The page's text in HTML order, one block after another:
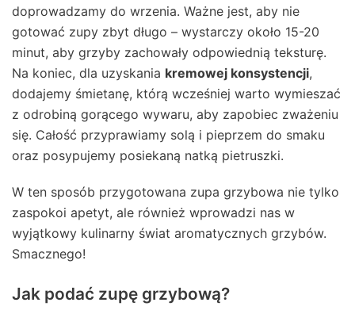
doprowadzamy do wrzenia. Ważne jest, aby nie
gotować zupy zbyt długo – wystarczy około 15-20
minut, aby grzyby zachowały odpowiednią teksturę.
Na koniec, dla uzyskania kremowej konsystencji,
dodajemy śmietanę, którą wcześniej warto wymieszać
z odrobiną gorącego wywaru, aby zapobiec zważeniu
się. Całość przyprawiamy solą i pieprzem do smaku
oraz posypujemy posiekaną natką pietruszki.
W ten sposób przygotowana zupa grzybowa nie tylko
zaspokoi apetyt, ale również wprowadzi nas w
wyjątkowy kulinarny świat aromatycznych grzybów.
Smacznego!
Jak podać zupę grzybową?